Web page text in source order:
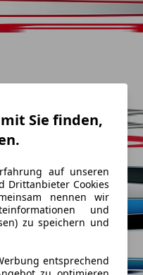
Sie finden,
auf unseren
Drittanbieter Cookies
nennen wir
und
zu speichern und
entsprechend